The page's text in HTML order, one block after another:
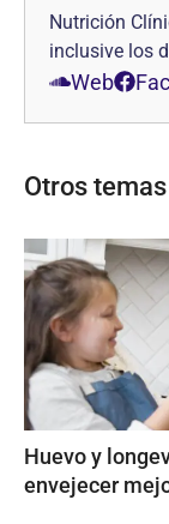
Nutrición
inclusive los
Web
Otros
Huevo y
envejecer